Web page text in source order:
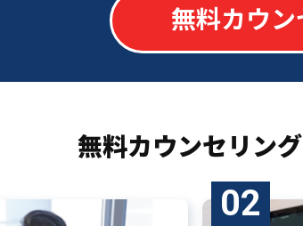
無料カウ
無料カウンセリン
02